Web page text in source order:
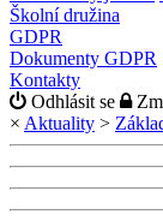
Školní družina
GDPR
Dokumenty GDPR
Kontakty
Odhlásit se
× Aktuality >